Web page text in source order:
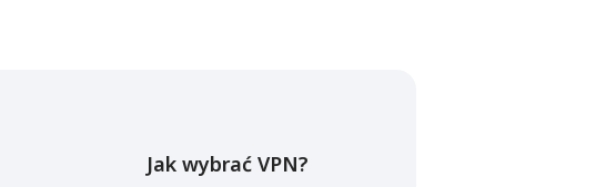
Jak wybrać VPN?